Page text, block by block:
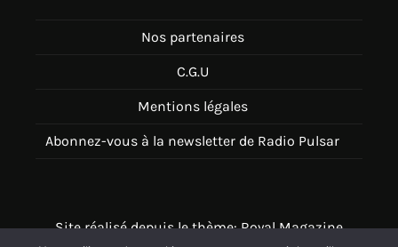
Nos partenaires
C.G.U
Mentions légales
Abonnez-vous à la newsletter de Radio Pulsar
Site réalisé depuis le thème: Royal Magazine